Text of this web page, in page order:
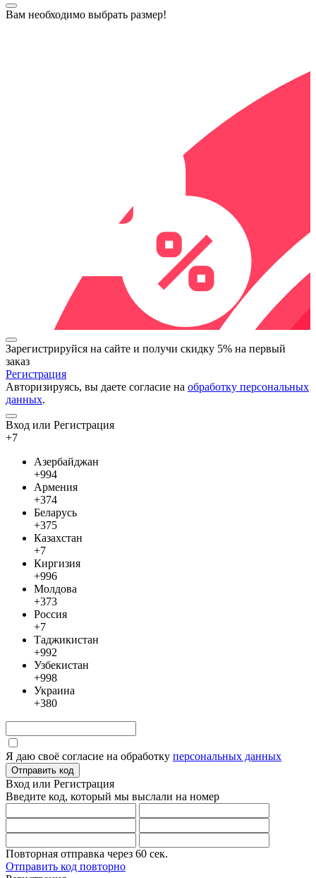
Вам необходимо выбрать размер!
Зарегистрируйся на сайте и получи скидку 5% на первый
заказ
Регистрация
Авторизируясь, вы даете согласие на обработку персональных
данных.
Вход или Регистрация
+7
Азербайджан
+994
Армения
+374
Беларусь
+375
Казахстан
+7
Киргизия
+996
Молдова
+373
Россия
+7
Таджикистан
+992
Узбекистан
+998
Украина
+380
Я даю своё согласие на обработку персональных данных
Отправить код
Вход или Регистрация
Введите код, который мы выслали на номер
Повторная отправка через 60 сек.
Отправить код повторно